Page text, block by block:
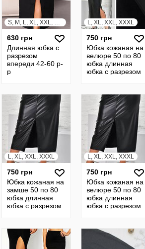
S, M, L, XL, XXL, XXXL
630 грн
Длинная юбка с
разрезом
впереди 42-60 р-
р
L, XL, XXL, XXXL
750 грн
Юбка кожаная на
велюре 50 по 80
юбка длинная
юбка с разрезом
22124
L, XL, XXL, XXXL
750 грн
Юбка кожаная на
замше 50 по 80
юбка длинная
юбка с разрезом
22434
L, XL, XXL, XXXL
750 грн
Юбка кожаная на
велюре 50 по 80
юбка длинная
юбка с разрезом
22435